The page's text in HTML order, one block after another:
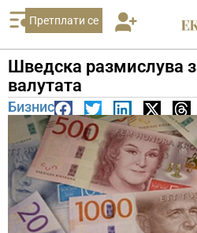
Претплати се
Шведска размислува
валутата
Бизнис